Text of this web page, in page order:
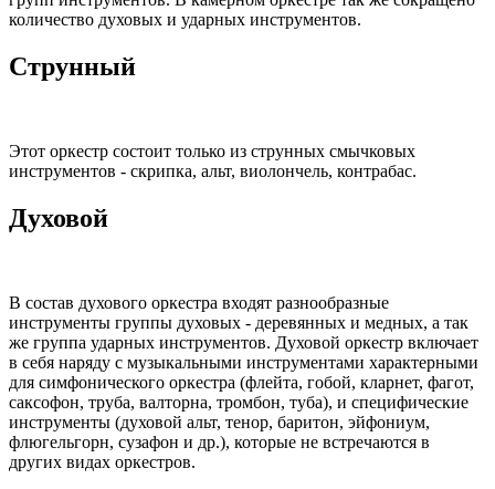
количество духовых и ударных инструментов.
Струнный
Этот оркестр состоит только из струнных смычковых
инструментов - скрипка, альт, виолончель, контрабас.
Духовой
В состав духового оркестра входят разнообразные
инструменты группы духовых - деревянных и медных, а так
же группа ударных инструментов. Духовой оркестр включает
в себя наряду с музыкальными инструментами характерными
для симфонического оркестра (флейта, гобой, кларнет, фагот,
саксофон, труба, валторна, тромбон, туба), и специфические
инструменты (духовой альт, тенор, баритон, эйфониум,
флюгельгорн, сузафон и др.), которые не встречаются в
других видах оркестров.